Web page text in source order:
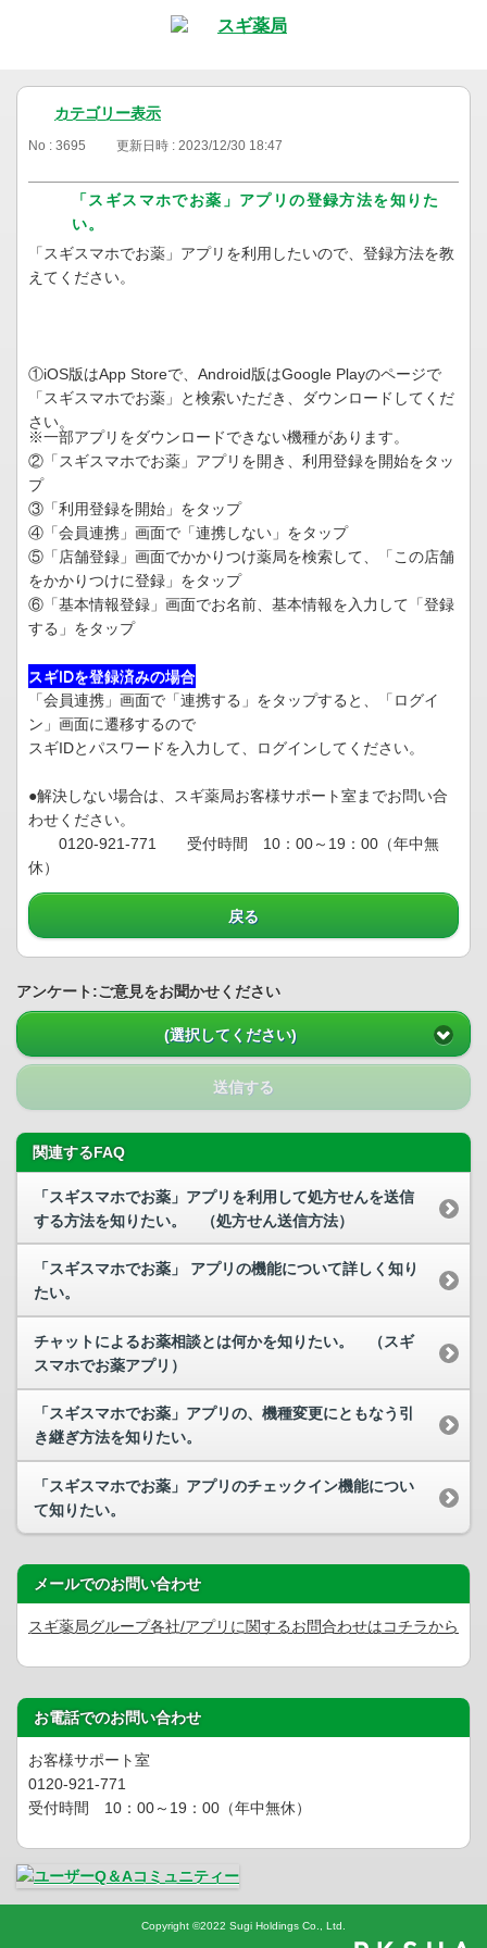
カテゴリー表示
No : 3695 更新日時 : 2023/12/30 18:47
「スギスマホでお薬」アプリの登録方法を知りた
い。
「スギスマホでお薬」アプリを利用したいので、登録方法を教
えてください。
①iOS版はApp Storeで、Android版はGoogle Playのページで
「スギスマホでお薬」と検索いただき、ダウンロードしてくだ
さい。
※一部アプリをダウンロードできない機種があります。
②「スギスマホでお薬」アプリを開き、利用登録を開始をタッ
プ
③「利用登録を開始」をタップ
④「会員連携」画面で「連携しない」をタップ
⑤「店舗登録」画面でかかりつけ薬局を検索して、「この店舗
をかかりつけに登録」をタップ
⑥「基本情報登録」画面でお名前、基本情報を入力して「登録
する」をタップ
スギIDを登録済みの場合
「会員連携」画面で「連携する」をタップすると、「ログイ
ン」画面に遷移するので
スギIDとパスワードを入力して、ログインしてください。
●解決しない場合は、スギ薬局お客様サポート室までお問い合
わせください。
0120-921-771 受付時間 10：00～19：00（年中無
休）
戻る
アンケート:ご意見をお聞かせください
(選択してください)
送信する
関連するFAQ
「スギスマホでお薬」アプリを利用して処方せんを送信
する方法を知りたい。 （処方せん送信方法）
「スギスマホでお薬」 アプリの機能について詳しく知り
たい。
チャットによるお薬相談とは何かを知りたい。 （スギ
スマホでお薬アプリ）
「スギスマホでお薬」アプリの、機種変更にともなう引
き継ぎ方法を知りたい。
「スギスマホでお薬」アプリのチェックイン機能につい
て知りたい。
メールでのお問い合わせ
スギ薬局グループ各社/アプリに関するお問合わせはコチラから
お電話でのお問い合わせ
お客様サポート室
0120-921-771
受付時間 10：00～19：00（年中無休）
Copyright ©2022 Sugi Holdings Co., Ltd.